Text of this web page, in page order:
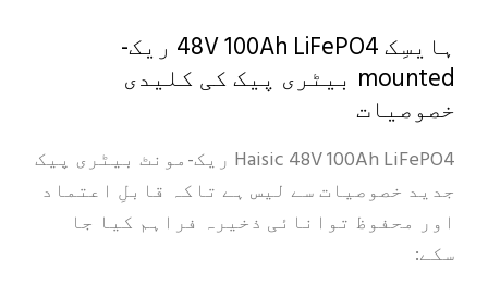
ہایسِک 48V 100Ah LiFePO4 ریک-
mounted بیٹری پیک کی کلیدی
خصوصیات
Haisic 48V 100Ah LiFePO4 ریک-مونٹ بیٹری پیک
جدید خصوصیات سے لیس ہے تاکہ قابلِ اعتماد
اور محفوظ توانائی ذخیرہ فراہم کیا جا
سکے: